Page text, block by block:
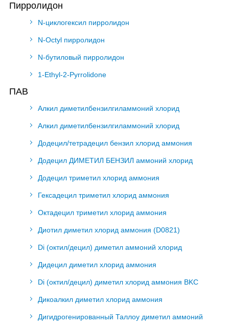
Пирролидон
N-циклогексил пирролидон
N-Octyl пирролидон
N-бутиловый пирролидон
1-Ethyl-2-Pyrrolidone
ПАВ
Алкил диметилбензилгиламмоний хлорид
Алкил диметилбензилгиламмоний хлорид
Додецил/тетрадецил бензил хлорид аммония
Додецил ДИМЕТИЛ БЕНЗИЛ аммоний хлорид
Додецил триметил хлорид аммония
Гексадецил триметил хлорид аммония
Октадецил триметил хлорид аммония
Диотил диметил хлорид аммония (D0821)
Di (октил/децил) диметил аммоний хлорид
Дидецил диметил хлорид аммония
Di (октил/децил) диметил хлорид аммония BKC
Дикоалкил диметил хлорид аммония
Дигидрогенированный Таллоу диметил аммоний